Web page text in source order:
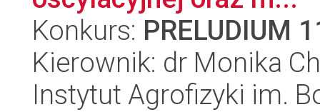
Konkurs: PRELUDIUM
Kierownik: dr Monika
Instytut Agrofizyki im.